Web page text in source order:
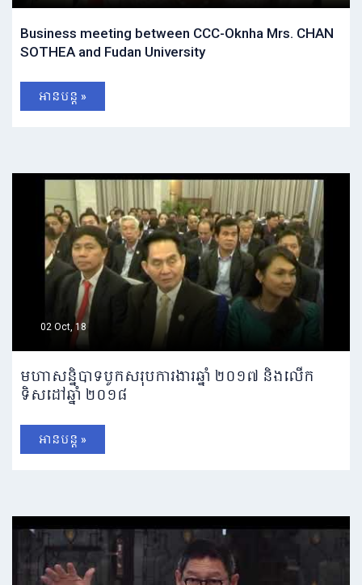
Business meeting between CCC-Oknha Mrs. CHAN
SOTHEA and Fudan University
អានបន្ត »
02 Oct, 18
មហាសន្និបាទបូកសរុបការងារឆ្នាំ ២០១៧ និងលើក
ទិសដៅឆ្នាំ ២០១៨
អានបន្ត »